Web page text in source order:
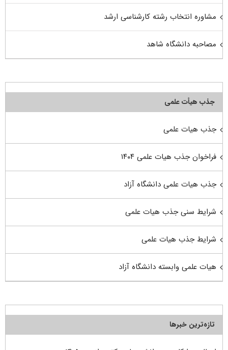
مشاوره انتخاب رشته کارشناسی ارشد
مصاحبه دانشگاه شاهد
جذب هیأت علمی
جذب هیات علمی
فراخوان جذب هیات علمی ۱۴۰۴
جذب هیات علمی دانشگاه آزاد
شرایط سنی جذب هیات علمی
شرایط جذب هیات علمی
هیات علمی وابسته دانشگاه آزاد
تازه‌ترین خبرها